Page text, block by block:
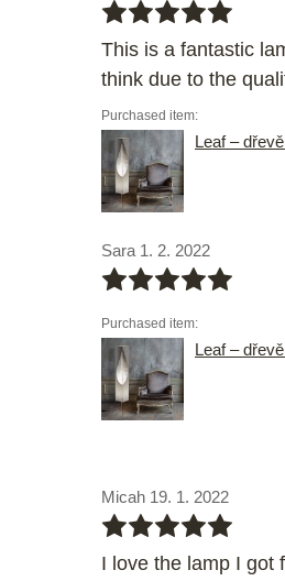
bbbbb
This is a fantastic
think due to the
Purchased item:
Leaf –
Sara 1. 2. 2022
bbbbb
Purchased item:
Leaf –
Micah 19. 1. 2022
bbbbb
I love the lamp I got